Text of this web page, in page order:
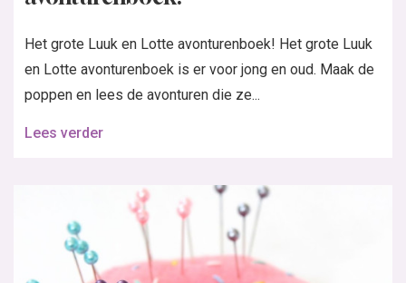
Het grote Luuk en Lotte avonturenboek! Het grote Luuk
en Lotte avonturenboek is er voor jong en oud. Maak de
poppen en lees de avonturen die ze...
Lees verder